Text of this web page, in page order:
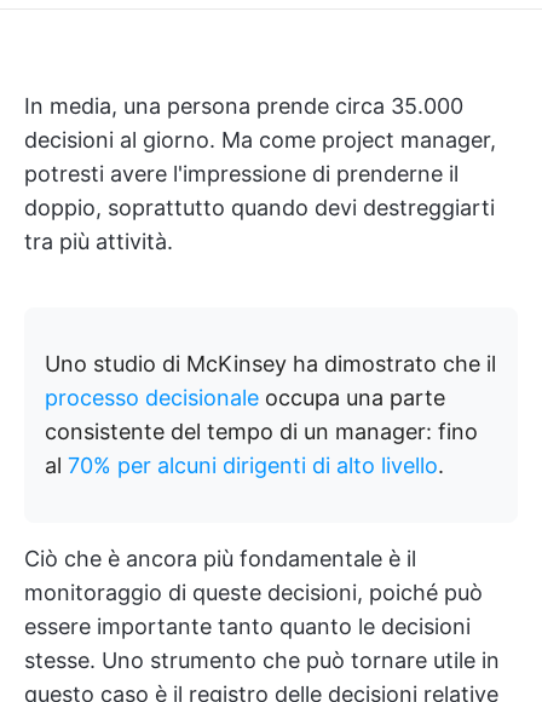
In media, una persona prende circa 35.000
decisioni al giorno. Ma come project manager,
potresti avere l'impressione di prenderne il
doppio, soprattutto quando devi destreggiarti
tra più attività.
Uno studio di McKinsey ha dimostrato che il
processo decisionale occupa una parte
consistente del tempo di un manager: fino
al 70% per alcuni dirigenti di alto livello.
Ciò che è ancora più fondamentale è il
monitoraggio di queste decisioni, poiché può
essere importante tanto quanto le decisioni
stesse. Uno strumento che può tornare utile in
questo caso è il registro delle decisioni relative